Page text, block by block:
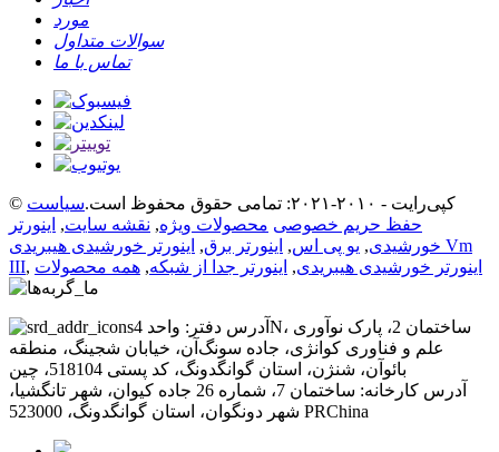
مورد
سوالات متداول
تماس با ما
© کپی‌رایت - ۲۰۱۰-۲۰۲۱: تمامی حقوق محفوظ است.
سیاست
حفظ حریم خصوصی محصولات ویژه, نقشه سایت, اینورتر
خورشیدی, یو پی اس, اینورتر برق, اینورتر خورشیدی هیبریدی Vm
III, اینورتر خورشیدی هیبریدی, اینورتر جدا از شبکه, همه محصولات
آدرس دفتر: واحد 4N، ساختمان 2، پارک نوآوری
علم و فناوری کوانژی، جاده سونگ‌آن، خیابان شجینگ، منطقه
بائوآن، شنژن، استان گوانگدونگ، کد پستی 518104، چین
آدرس کارخانه: ساختمان 7، شماره 26 جاده کیوان، شهر تانگشیا،
شهر دونگوان، استان گوانگدونگ، 523000 PRChina